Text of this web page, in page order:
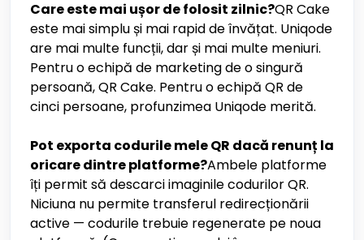
Care este mai ușor de folosit zilnic?QR Cake
este mai simplu și mai rapid de învățat. Uniqode
are mai multe funcții, dar și mai multe meniuri.
Pentru o echipă de marketing de o singură
persoană, QR Cake. Pentru o echipă QR de
cinci persoane, profunzimea Uniqode merită.
Pot exporta codurile mele QR dacă renunț la
oricare dintre platforme?Ambele platforme
îți permit să descarci imaginile codurilor QR.
Niciuna nu permite transferul redirecționării
active — codurile trebuie regenerate pe noua